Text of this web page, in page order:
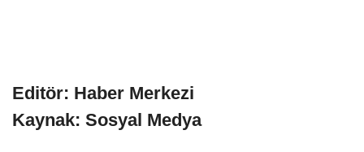
Editör: Haber Merkezi
Kaynak: Sosyal Medya